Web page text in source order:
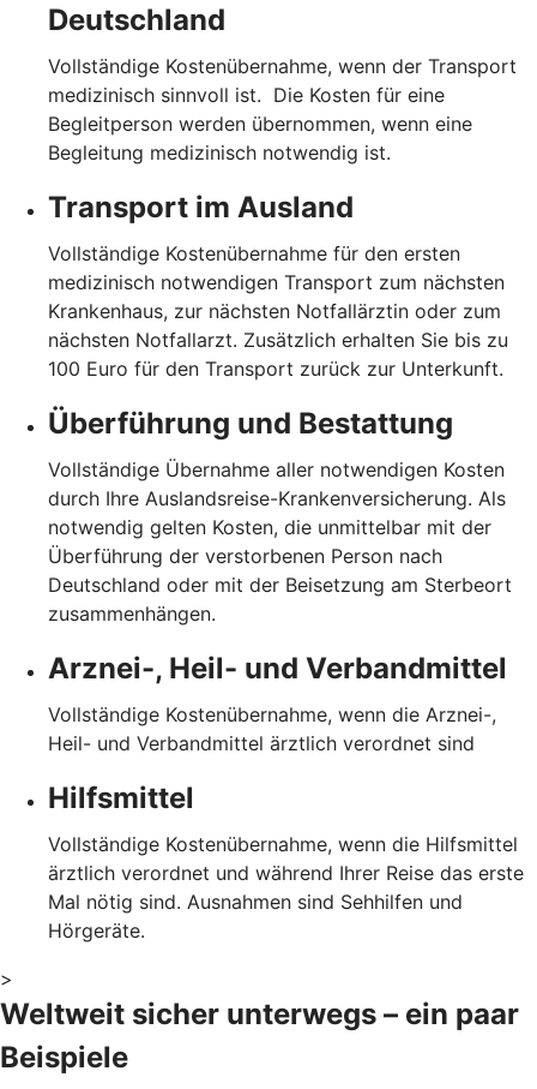
Deutschland
Vollständige Kostenübernahme, wenn der Transport
medizinisch sinnvoll ist. Die Kosten für eine
Begleitperson werden übernommen, wenn eine
Begleitung medizinisch notwendig ist.
Transport im Ausland
Vollständige Kostenübernahme für den ersten
medizinisch notwendigen Transport zum nächsten
Krankenhaus, zur nächsten Notfallärztin oder zum
nächsten Notfallarzt. Zusätzlich erhalten Sie bis zu
100 Euro für den Transport zurück zur Unterkunft.
Überführung und Bestattung
Vollständige Übernahme aller notwendigen Kosten
durch Ihre Auslandsreise-Krankenversicherung. Als
notwendig gelten Kosten, die unmittelbar mit der
Überführung der verstorbenen Person nach
Deutschland oder mit der Beisetzung am Sterbeort
zusammenhängen.
Arznei-, Heil- und Verbandmittel
Vollständige Kostenübernahme, wenn die Arznei-,
Heil- und Verbandmittel ärztlich verordnet sind
Hilfsmittel
Vollständige Kostenübernahme, wenn die Hilfsmittel
ärztlich verordnet und während Ihrer Reise das erste
Mal nötig sind. Ausnahmen sind Sehhilfen und
Hörgeräte.
>
Weltweit sicher unterwegs – ein paar
Beispiele